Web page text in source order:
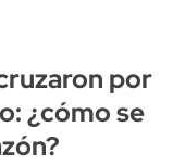
por
¿cómo se